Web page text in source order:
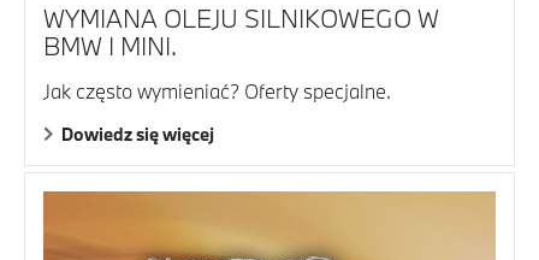
WYMIANA OLEJU SILNIKOWEGO W
BMW I MINI.
Jak często wymieniać? Oferty specjalne.
Dowiedz się więcej